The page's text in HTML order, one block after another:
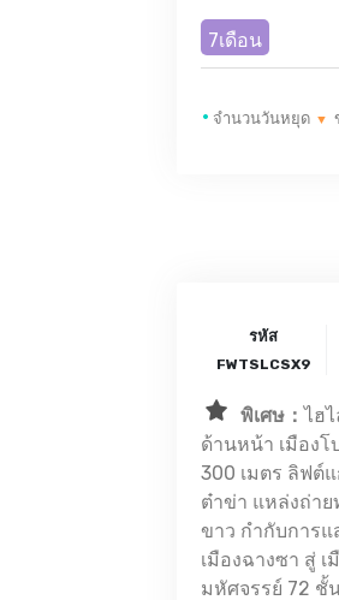
7เดือน
• จำนวนวันหยุด ▼
รหัส
พิเศษ：ไฮ
ด้านหน้า เมืองโ
300 เมตร ลิฟต์
ต๋าข่า แหล่งถ่าย
ขาว กำกับการแ
เมืองฉางซา สู่